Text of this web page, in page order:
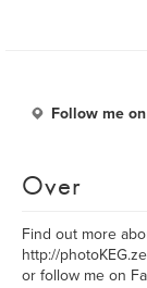
Follow me
Over
Find out more
http://
or follow me on